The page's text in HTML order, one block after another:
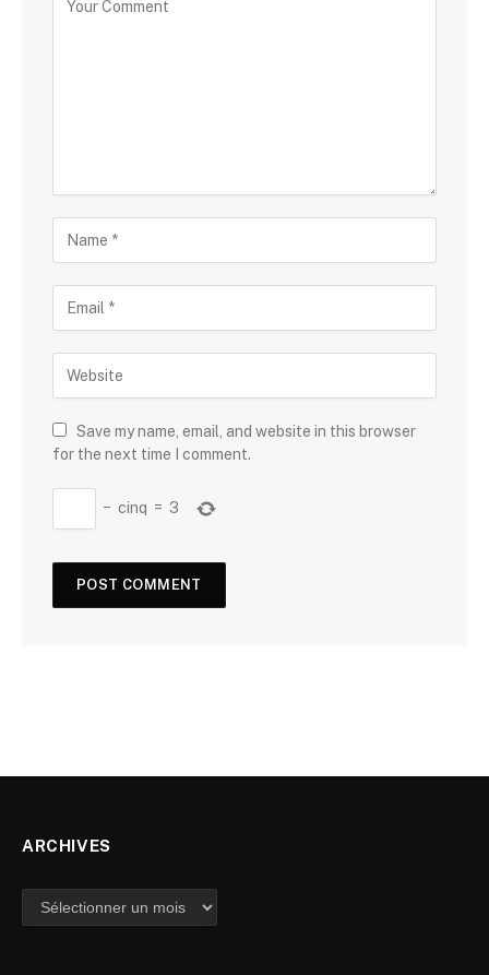
Save my name, email, and website in this browser
for the next time I comment.
− cinq = 3
ARCHIVES
Archives